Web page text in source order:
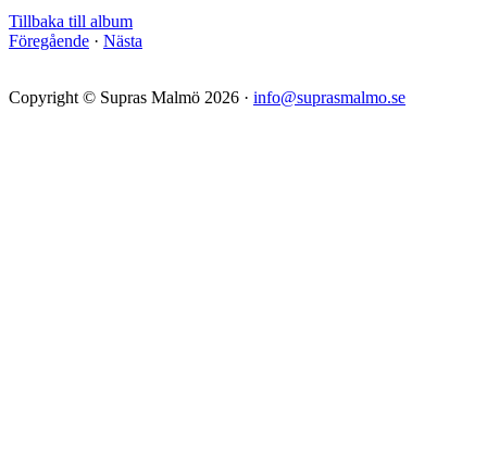
Tillbaka till album
Föregående · Nästa
Copyright © Supras Malmö 2026 · info@suprasmalmo.se